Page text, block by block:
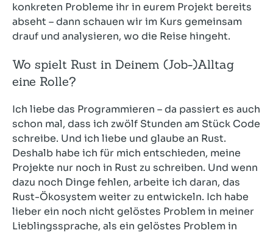
konkreten Probleme ihr in eurem Projekt bereits
abseht – dann schauen wir im Kurs gemeinsam
drauf und analysieren, wo die Reise hingeht.
Wo spielt Rust in Deinem (Job-)Alltag
eine Rolle?
Ich liebe das Programmieren – da passiert es auch
schon mal, dass ich zwölf Stunden am Stück Code
schreibe. Und ich liebe und glaube an Rust.
Deshalb habe ich für mich entschieden, meine
Projekte nur noch in Rust zu schreiben. Und wenn
dazu noch Dinge fehlen, arbeite ich daran, das
Rust-Ökosystem weiter zu entwickeln. Ich habe
lieber ein noch nicht gelöstes Problem in meiner
Lieblingssprache, als ein gelöstes Problem in